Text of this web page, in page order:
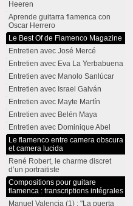
Heeren
Aprende guitarra flamenca con
Oscar Herrero
Le Best Of de Flamenco Magazine
Entretien avec José Mercé
Entretien avec Eva La Yerbabuena
Entretien avec Manolo Sanlúcar
Entretien avec Israel Galván
Entretien avec Mayte Martín
Entretien avec Belén Maya
Entretien avec Dominique Abel
Le flamenco entre camera obscura
et camera lucida
René Robert, le charme discret
d’un portraitiste
Compositions pour guitare
flamenca : transcriptions intégrales
Manuel Valencia (1) : "La puerta